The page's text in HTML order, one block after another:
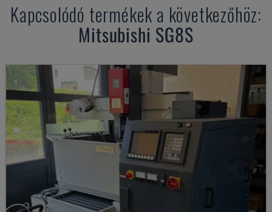
Kapcsolódó termékek a következőhöz:
Mitsubishi SG8S